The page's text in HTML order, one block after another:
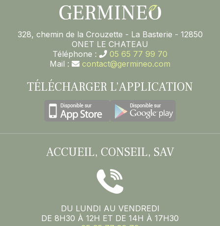
328, chemin de la Crouzette - La Basterie - 12850
ONET LE CHATEAU
Téléphone :
05 65 77 99 70
Mail :
contact@germineo.com
TÉLÉCHARGER L’APPLICATION
ACCUEIL, CONSEIL, SAV
DU LUNDI AU VENDREDI
DE 8H30 À 12H ET DE 14H À 17H30